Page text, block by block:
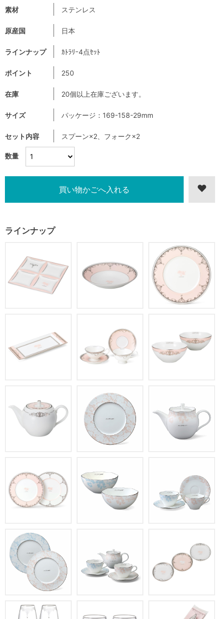
数量
素材 ステンレス
原産国 日本
ラインナップ ｶﾄﾗﾘｰ4点ｾｯﾄ
ポイント 250
在庫 20個以上在庫ございます。
サイズ パッケージ：169-158-29mm
セット内容 スプーン×2、フォーク×2
ラインナップ